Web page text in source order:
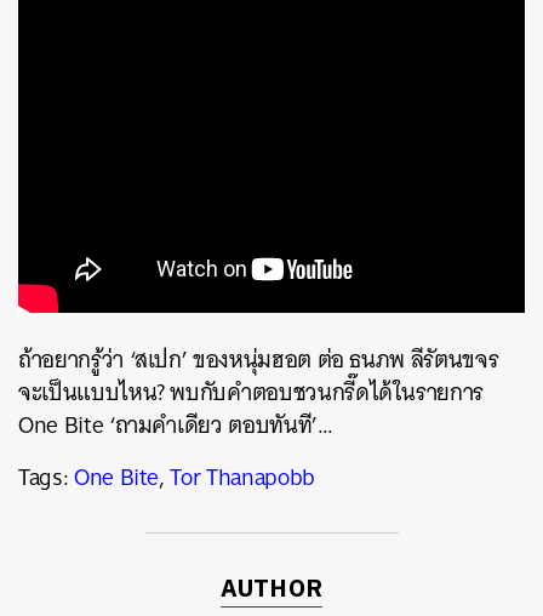
ถ้าอยากรู้ว่า ‘สเปก’ ของหนุ่มฮอต ต่อ ธนภพ ลีรัตนขจร
จะเป็นแบบไหน? พบกับคำตอบชวนกรี๊ดได้ในรายการ
One Bite ‘ถามคำเดียว ตอบทันที’…
Tags:One Bite,Tor Thanapobb
AUTHOR
TWEET LINE